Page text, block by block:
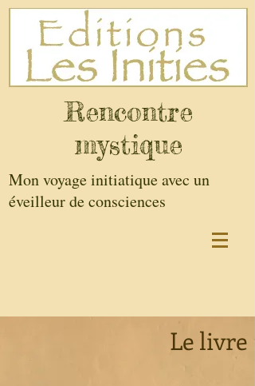
Rencontre
mystique
Mon voyage initiatique avec un
éveilleur de consciences
Le livre